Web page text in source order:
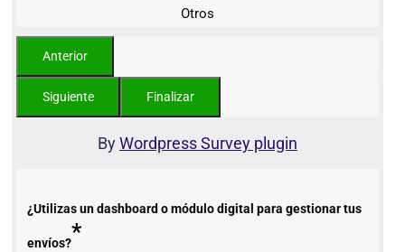
Otros
ByWordpress Survey plugin
¿Utilizas un dashboard o módulo digital para gestionar tus
envíos?*